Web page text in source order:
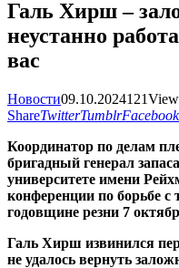
Галь Хирш –
неустанно
вас
Новости09.10.2024121
ShareTwitterTumblrFacebook
Координатор по делам
бригадный генерал
университете имени
конференции по борьбе
годовщине резни 7
Галь Хирш извинился
не удалось вернуть